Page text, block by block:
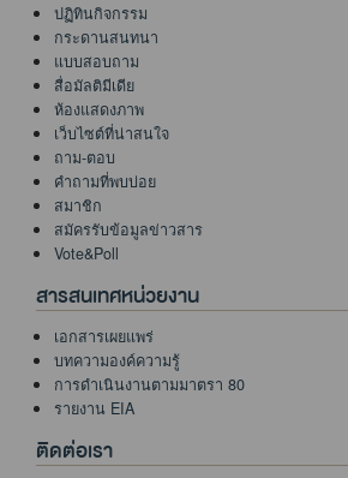
ปฏิทินกิจกรรม
กระดานสนทนา
แบบสอบถาม
สื่อมัลติมีเดีย
ห้องแสดงภาพ
เว็บไซต์ที่น่าสนใจ
ถาม-ตอบ
คำถามที่พบบ่อย
สมาชิก
สมัครรับข้อมูลข่าวสาร
Vote&Poll
สารสนเทศหน่วยงาน
เอกสารเผยแพร่
บทความองค์ความรู้
การดำเนินงานตามมาตรา 80
รายงาน EIA
ติดต่อเรา